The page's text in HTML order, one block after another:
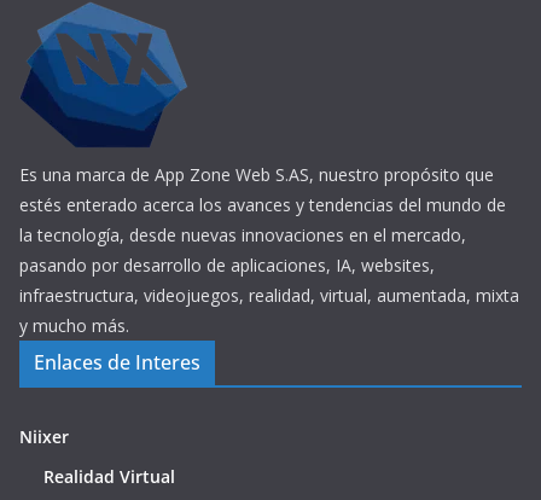
Es una marca de App Zone Web S.AS, nuestro propósito que
estés enterado acerca los avances y tendencias del mundo de
la tecnología, desde nuevas innovaciones en el mercado,
pasando por desarrollo de aplicaciones, IA, websites,
infraestructura, videojuegos, realidad, virtual, aumentada, mixta
y mucho más.
Enlaces de Interes
Niixer
Realidad Virtual